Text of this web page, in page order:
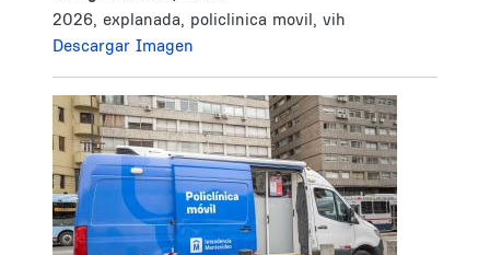
2026, explanada, policlinica movil, vih
Descargar Imagen